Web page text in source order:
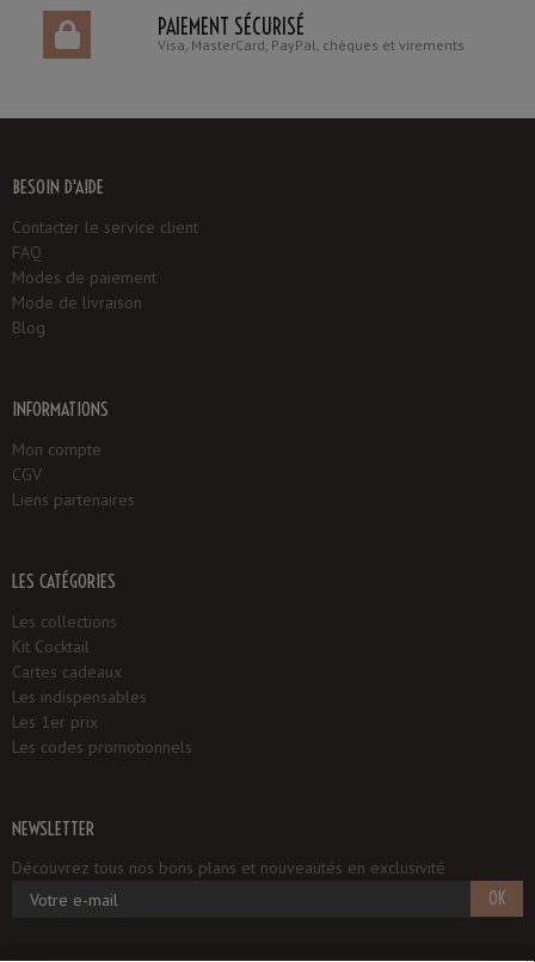
PAIEMENT SÉCURISÉ
Visa, MasterCard, PayPal, chèques et virements
BESOIN D'AIDE
Contacter le service client
FAQ
Modes de paiement
Mode de livraison
Blog
INFORMATIONS
Mon compte
CGV
Liens partenaires
LES CATÉGORIES
Les collections
Kit Cocktail
Cartes cadeaux
Les indispensables
Les 1er prix
Les codes promotionnels
NEWSLETTER
Découvrez tous nos bons plans et nouveautés en exclusivité
OK